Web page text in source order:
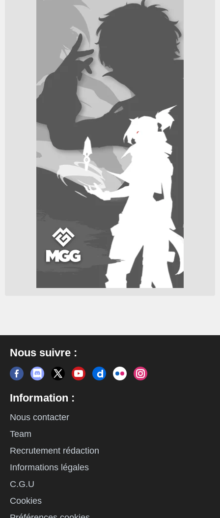
Nous suivre :
Information :
Nous contacter
Team
Recrutement rédaction
Informations légales
C.G.U
Cookies